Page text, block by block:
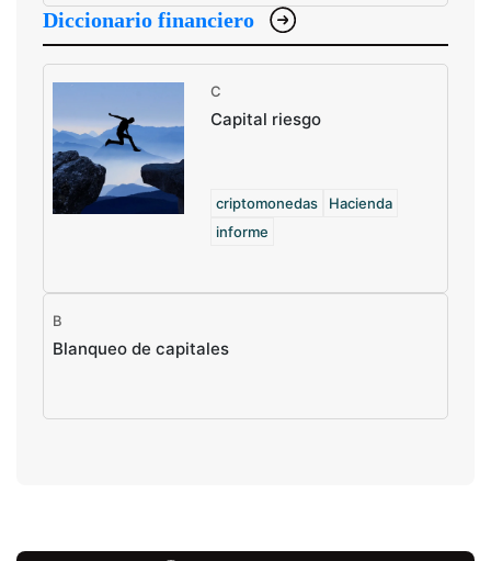
Diccionario financiero
C
Capital riesgo
criptomonedas
Hacienda
informe
B
Blanqueo de capitales